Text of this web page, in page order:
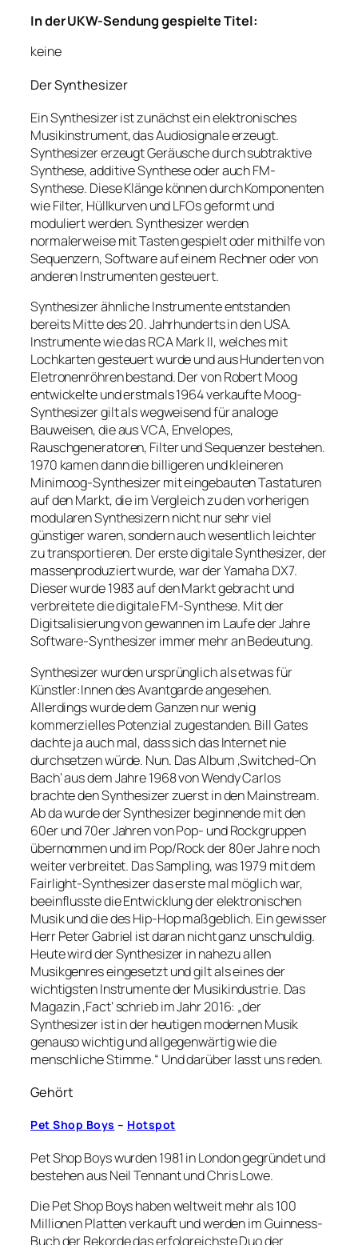
In der UKW-Sendung gespielte Titel:
keine
Der Synthesizer
Ein Synthesizer ist zunächst ein elektronisches
Musikinstrument, das Audiosignale erzeugt.
Synthesizer erzeugt Geräusche durch subtraktive
Synthese, additive Synthese oder auch FM-
Synthese. Diese Klänge können durch Komponenten
wie Filter, Hüllkurven und LFOs geformt und
moduliert werden. Synthesizer werden
normalerweise mit Tasten gespielt oder mithilfe von
Sequenzern, Software auf einem Rechner oder von
anderen Instrumenten gesteuert.
Synthesizer ähnliche Instrumente entstanden
bereits Mitte des 20. Jahrhunderts in den USA.
Instrumente wie das RCA Mark II, welches mit
Lochkarten gesteuert wurde und aus Hunderten von
Eletronenröhren bestand. Der von Robert Moog
entwickelte und erstmals 1964 verkaufte Moog-
Synthesizer gilt als wegweisend für analoge
Bauweisen, die aus VCA, Envelopes,
Rauschgeneratoren, Filter und Sequenzer bestehen.
1970 kamen dann die billigeren und kleineren
Minimoog-Synthesizer mit eingebauten Tastaturen
auf den Markt, die im Vergleich zu den vorherigen
modularen Synthesizern nicht nur sehr viel
günstiger waren, sondern auch wesentlich leichter
zu transportieren. Der erste digitale Synthesizer, der
massenproduziert wurde, war der Yamaha DX7.
Dieser wurde 1983 auf den Markt gebracht und
verbreitete die digitale FM-Synthese. Mit der
Digitsalisierung von gewannen im Laufe der Jahre
Software-Synthesizer immer mehr an Bedeutung.
Synthesizer wurden ursprünglich als etwas für
Künstler:Innen des Avantgarde angesehen.
Allerdings wurde dem Ganzen nur wenig
kommerzielles Potenzial zugestanden. Bill Gates
dachte ja auch mal, dass sich das Internet nie
durchsetzen würde. Nun. Das Album ‚Switched-On
Bach‘ aus dem Jahre 1968 von Wendy Carlos
brachte den Synthesizer zuerst in den Mainstream.
Ab da wurde der Synthesizer beginnende mit den
60er und 70er Jahren von Pop- und Rockgruppen
übernommen und im Pop/Rock der 80er Jahre noch
weiter verbreitet. Das Sampling, was 1979 mit dem
Fairlight-Synthesizer das erste mal möglich war,
beeinflusste die Entwicklung der elektronischen
Musik und die des Hip-Hop maßgeblich. Ein gewisser
Herr Peter Gabriel ist daran nicht ganz unschuldig.
Heute wird der Synthesizer in nahezu allen
Musikgenres eingesetzt und gilt als eines der
wichtigsten Instrumente der Musikindustrie. Das
Magazin ‚Fact‘ schrieb im Jahr 2016: „der
Synthesizer ist in der heutigen modernen Musik
genauso wichtig und allgegenwärtig wie die
menschliche Stimme.“ Und darüber lasst uns reden.
Gehört
Pet Shop Boys – Hotspot
Pet Shop Boys wurden 1981 in London gegründet und
bestehen aus Neil Tennant und Chris Lowe.
Die Pet Shop Boys haben weltweit mehr als 100
Millionen Platten verkauft und werden im Guinness-
Buch der Rekorde das erfolgreichste Duo der